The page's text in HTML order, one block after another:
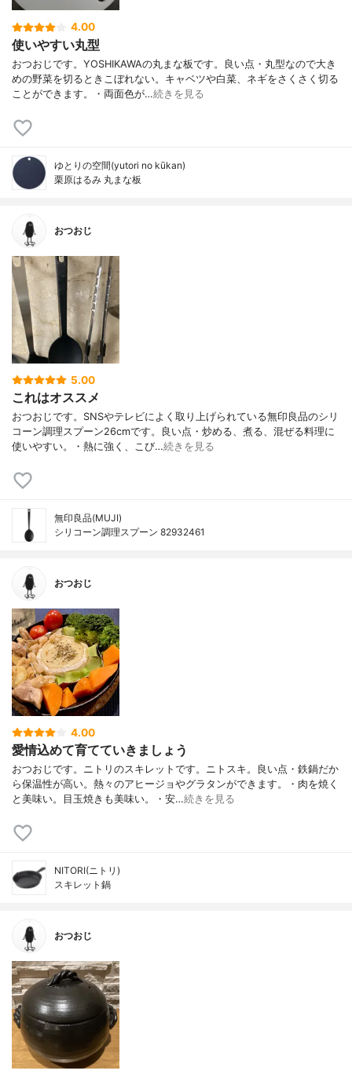
4.00
使いやすい丸型
おつおじです。YOSHIKAWAの丸まな板です。良い点・丸型なので大き
めの野菜を切るときこぼれない。キャベツや白菜、ネギをさくさく切る
ことができます。・両面色が…続きを見る
ゆとりの空間(yutori no kūkan)
栗原はるみ 丸まな板
おつおじ
5.00
これはオススメ
おつおじです。SNSやテレビによく取り上げられている無印良品のシリ
コーン調理スプーン26cmです。良い点・炒める、煮る、混ぜる料理に
使いやすい。・熱に強く、こび…続きを見る
無印良品(MUJI)
シリコーン調理スプーン 82932461
おつおじ
4.00
愛情込めて育てていきましょう
おつおじです。ニトリのスキレットです。ニトスキ。良い点・鉄鍋だか
ら保温性が高い。熱々のアヒージョやグラタンができます。・肉を焼く
と美味い。目玉焼きも美味い。・安…続きを見る
NITORI(ニトリ)
スキレット鍋
おつおじ